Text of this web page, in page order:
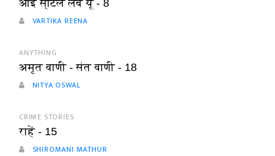
आई स्टिल लव यू - 8
VARTIKA REENA
ANYTHING
अमृत वाणी - संत वाणी - 18
NITYA OSWAL
CRIME STORIES
राहें - 15
SHIROMANI MATHUR